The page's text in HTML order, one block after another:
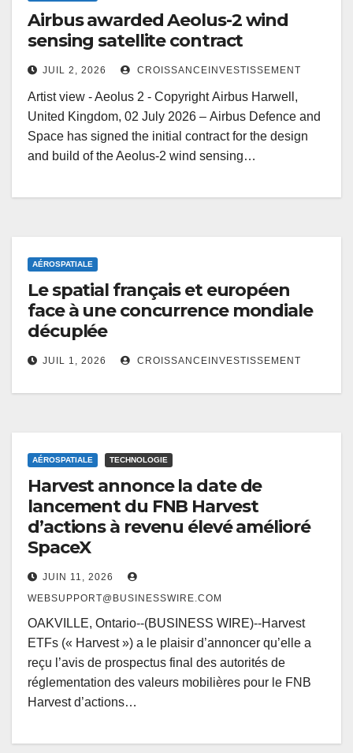
Airbus awarded Aeolus-2 wind
sensing satellite contract
JUIL 2, 2026 CROISSANCEINVESTISSEMENT
Artist view - Aeolus 2 - Copyright Airbus Harwell,
United Kingdom, 02 July 2026 – Airbus Defence and
Space has signed the initial contract for the design
and build of the Aeolus-2 wind sensing…
AÉROSPATIALE
Le spatial français et européen
face à une concurrence mondiale
décuplée
JUIL 1, 2026 CROISSANCEINVESTISSEMENT
AÉROSPATIALE TECHNOLOGIE
Harvest annonce la date de
lancement du FNB Harvest
d’actions à revenu élevé amélioré
SpaceX
JUIN 11, 2026
WEBSUPPORT@BUSINESSWIRE.COM
OAKVILLE, Ontario--(BUSINESS WIRE)--Harvest
ETFs (« Harvest ») a le plaisir d’annoncer qu’elle a
reçu l’avis de prospectus final des autorités de
réglementation des valeurs mobilières pour le FNB
Harvest d’actions…